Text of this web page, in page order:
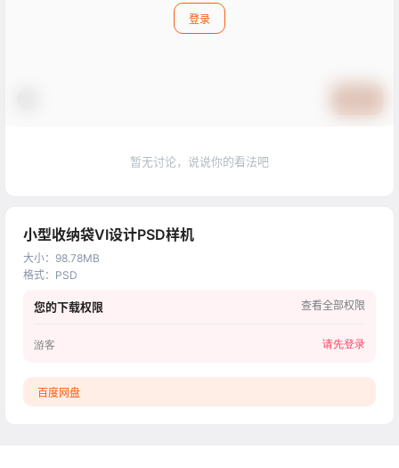
登录
暂无讨论，说说你的看法吧
小型收纳袋VI设计PSD样机
大小： 98.78MB
格式： PSD
您的下载权限 查看全部权限
游客 请先登录
百度网盘